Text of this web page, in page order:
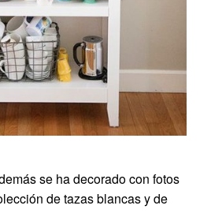
se ha decorado con fotos
de tazas blancas y de